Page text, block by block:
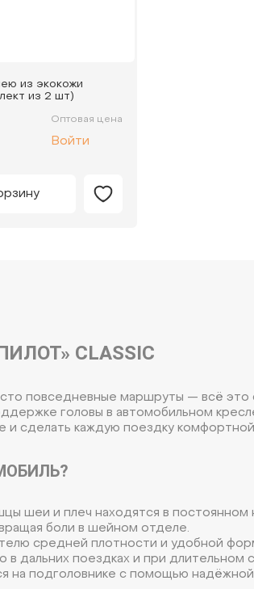
из экокожи
из 2 шт)
Оптовая цена
Войти
CLASSIC
повседневные маршруты — всё
головы в автомобильном
и сделать каждую поездку
шеи и плеч находятся в постоянном
боли в шейном отделе.
средней плотности и удобной
дальних поездках и при длительном
на подголовнике с помощью